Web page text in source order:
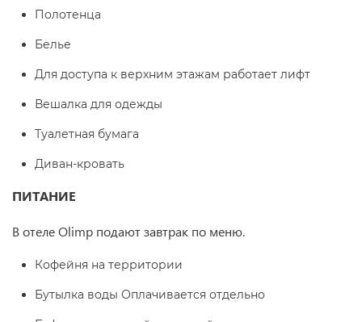
Полотенца
Белье
Для доступа к верхним этажам работает лифт
Вешалка для одежды
Туалетная бумага
Диван-кровать
ПИТАНИЕ
В отеле Olimp подают завтрак по меню.
Кофейня на территории
Бутылка воды Оплачивается отдельно